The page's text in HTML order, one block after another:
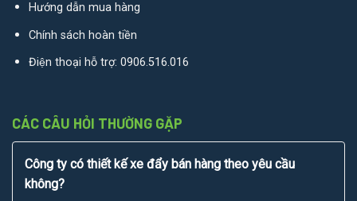
Hướng dẫn mua hàng
Chính sách hoàn tiền
Điện thoại hỗ trợ: 0906.516.016
CÁC CÂU HỎI THƯỜNG GẶP
Công ty có thiết kế xe đẩy bán hàng theo yêu cầu
không?